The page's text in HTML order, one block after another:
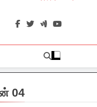
இந்நேரம்.காம்
அப்பால்…
04